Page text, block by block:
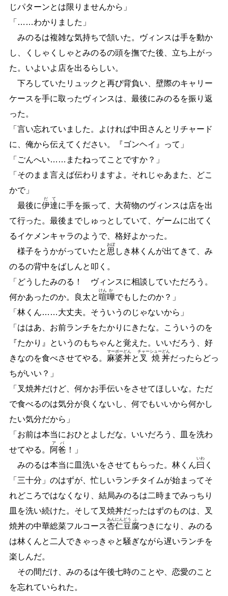
じパターンとは限りませんから」
「 … …わかりました」
みのるは複雑な気持ちで頷いた。ヴィンスは手を動か
し、くしゃくしゃとみのるの頭を撫でた後、立ち上がっ
た。いよいよ店を出るらしい。
下ろしていたリュックと再び背負い、壁際のキャリー
ケースを手に取ったヴィンスは、最後にみのるを振り返
った。
「言い忘れていました。よければ中田さんとリチャード
に、俺から伝えてください。『ゴンヘイ』って」
「ごんへい… … またねってことですか？」
「そのまま言えば伝わりますよ。それじゃあまた、どこ
かで」
最後に伊達
だて
に手を振って、大荷物のヴィンスは店を出
て行った。最後までしゅっとしていて、ゲームに出てく
るイケメンキャラのようで、格好よかった。
様子をうかがっていたと 思
おぼ
しき林くんが出てきて、み
のるの背中をばしんと叩く。
「どうしたみのる！ ヴィンスに相談していただろう。
何かあったのか。良太と 喧
けん
嘩
か
でもしたのか？」
「林くん… …大丈夫。そういうのじゃないから」
「ははあ、お前ランチをたかりにきたな。こういうのを
『たかり』というのもちゃんと覚えた。いいだろう、好
きなのを食べさせてやる。 麻
マー
婆
ボー
丼
どん
と 叉焼
チャーシュー
丼
どん
だったらどっ
ちがいい？」
「叉焼丼だけど、何かお手伝いをさせてほしいな。ただ
で食べるのは気分が良くないし、何でもいいから何かし
たい気分だから」
「お前は本当におひとよしだな。いいだろう、皿を洗わ
せてやる。
阿爸
アパ
！」
みのるは本当に皿洗いをさせてもらった。林くん曰
いわ
く
「三十分」のはずが、忙しいランチタイムが始まってそ
れどころではなくなり、結局みのるは二時までみっちり
皿を洗い続けた。そして叉焼丼だったはずのものは、叉
焼丼の中華総菜フルコース杏
あん
仁
にん
豆
どう
腐
ふ
つきになり、みのる
は林くんと二人できゃっきゃと騒ぎながら遅いランチを
楽しんだ。
その間だけ、みのるは午後七時のことや、恋愛のこと
を忘れていられた。